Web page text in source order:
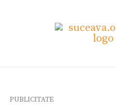
PUBLICITATE